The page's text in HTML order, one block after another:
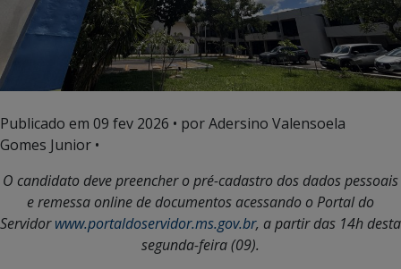
Publicado em 09 fev 2026 • por Adersino Valensoela
Gomes Junior •
O candidato deve preencher o pré-cadastro dos dados pessoais
e remessa online de documentos acessando o Portal do
Servidorwww.portaldoservidor.ms.gov.br, a partir das 14h desta
segunda-feira (09).